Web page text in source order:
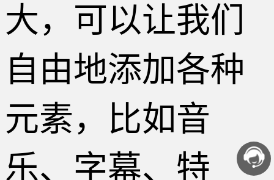
大，可以让我们
自由地添加各种
元素，比如音
乐、字幕、特